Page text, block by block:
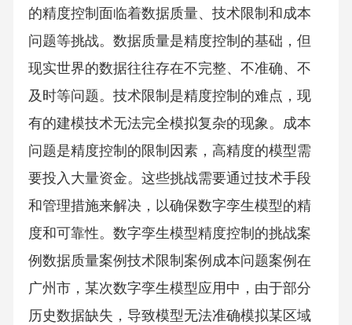
的精度控制面临着数据质量、技术限制和成本
问题等挑战。数据质量是精度控制的基础，但
现实世界的数据往往存在不完整、不准确、不
及时等问题。技术限制是精度控制的难点，现
有的建模技术无法完全模拟复杂的现象。成本
问题是精度控制的限制因素，高精度的模型需
要投入大量资金。这些挑战需要通过技术手段
和管理措施来解决，以确保数字孪生模型的精
度和可靠性。数字孪生模型精度控制的挑战案
例数据质量案例技术限制案例成本问题案例在
广州市，某次数字孪生模型应用中，由于部分
历史数据缺失，导致模型无法准确模拟某区域